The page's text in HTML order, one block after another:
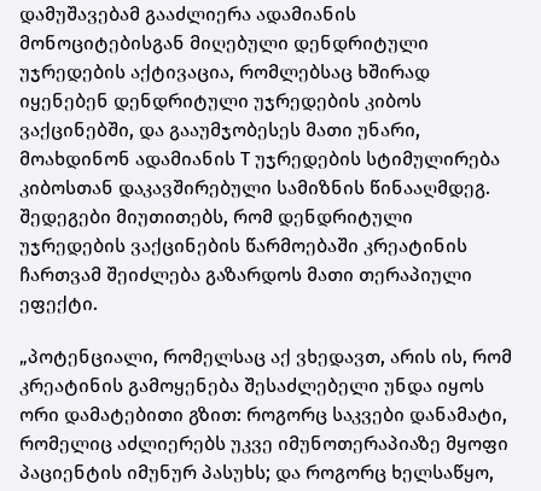
დამუშავებამ გააძლიერა ადამიანის
მონოციტებისგან მიღებული დენდრიტული
უჯრედების აქტივაცია, რომლებსაც ხშირად
იყენებენ დენდრიტული უჯრედების კიბოს
ვაქცინებში, და გააუმჯობესეს მათი უნარი,
მოახდინონ ადამიანის T უჯრედების სტიმულირება
კიბოსთან დაკავშირებული სამიზნის წინააღმდეგ.
შედეგები მიუთითებს, რომ დენდრიტული
უჯრედების ვაქცინების წარმოებაში კრეატინის
ჩართვამ შეიძლება გაზარდოს მათი თერაპიული
ეფექტი.
„პოტენციალი, რომელსაც აქ ვხედავთ, არის ის, რომ
კრეატინის გამოყენება შესაძლებელი უნდა იყოს
ორი დამატებითი გზით: როგორც საკვები დანამატი,
რომელიც აძლიერებს უკვე იმუნოთერაპიაზე მყოფი
პაციენტის იმუნურ პასუხს; და როგორც ხელსაწყო,